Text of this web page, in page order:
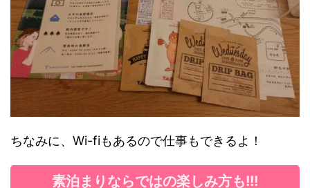
ちなみに、Wi-fiもあるので仕事もできるよ！
素泊まりならではの楽しみ方も!!!